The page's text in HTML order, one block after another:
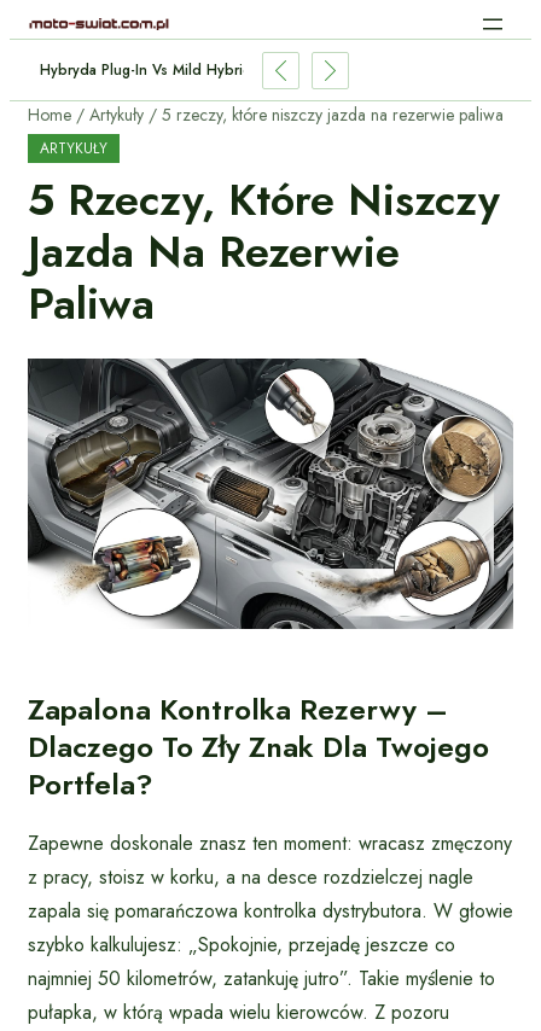
Aut Elektrycznych: Jak Działa Bez Kabli?
Home Artykuły 5 rzeczy, które niszczy jazda na rezerwie paliwa
ARTYKUŁY
5 Rzeczy, Które Niszczy
Jazda Na Rezerwie
Paliwa
Zapalona Kontrolka Rezerwy –
Dlaczego To Zły Znak Dla Twojego
Portfela?
Zapewne doskonale znasz ten moment: wracasz zmęczony
z pracy, stoisz w korku, a na desce rozdzielczej nagle
zapala się pomarańczowa kontrolka dystrybutora. W głowie
szybko kalkulujesz: „Spokojnie, przejadę jeszcze co
najmniej 50 kilometrów, zatankuję jutro”. Takie myślenie to
pułapka, w którą wpada wielu kierowców. Z pozoru